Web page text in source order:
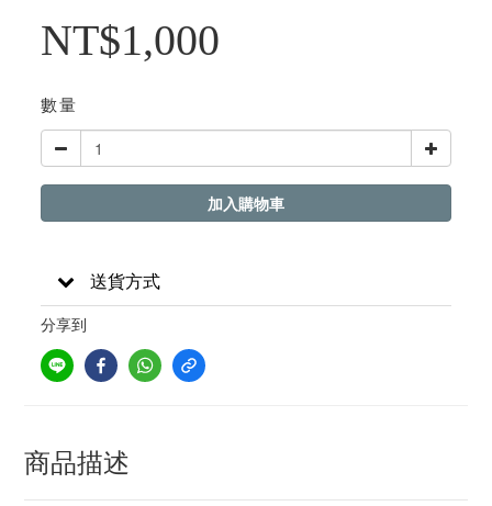
NT$1,000
數量
加入購物車
送貨方式
分享到
商品描述